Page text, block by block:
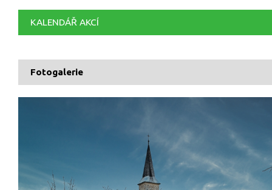
KALENDÁŘ AKCÍ
Fotogalerie